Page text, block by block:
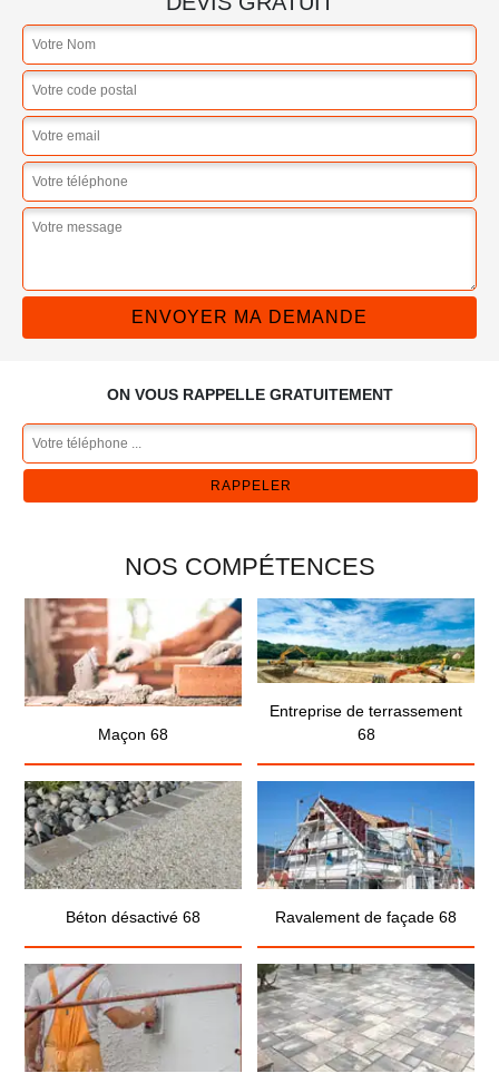
ON VOUS RAPPELLE GRATUITEMENT
NOS COMPÉTENCES
Maçon 68
Entreprise de terrassement
68
Béton désactivé 68 Ravalement de façade 68